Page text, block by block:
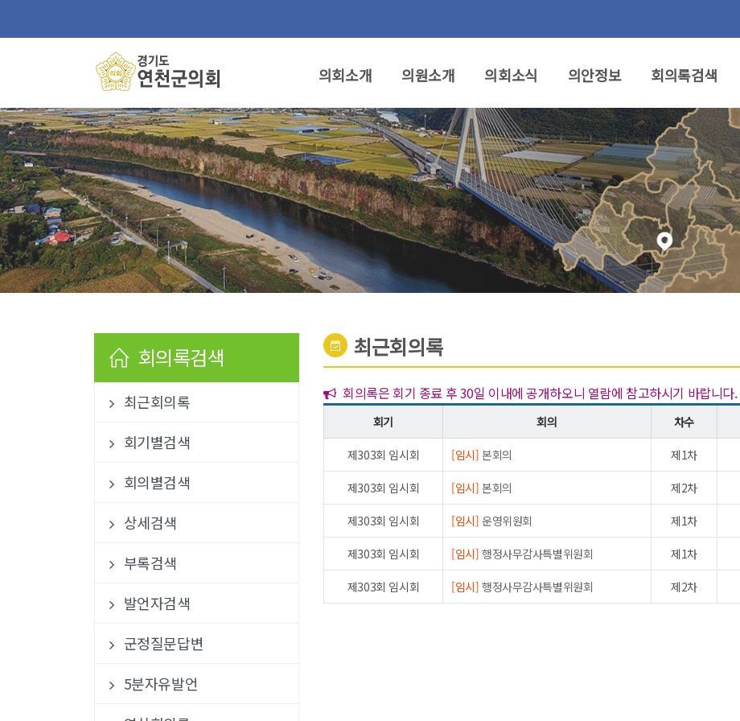
의회소개 의원소개 의회소식 의안정보 회의록검색
회의록검색
최근회의록
회기별검색
회의별검색
상세검색
부록검색
발언자검색
군정질문답변
5분자유발언
최근회의록
회의록은 회기 종료 후 30일 이내에 공개하오니 열람에 참고하시기 바랍니다.
회기 회의 차수
제303회 임시회 [임시] 본회의 제1차
제303회 임시회 [임시] 본회의 제2차
제303회 임시회 [임시] 운영위원회 제1차
제303회 임시회 [임시] 행정사무감사특별위원회 제1차
제303회 임시회 [임시] 행정사무감사특별위원회 제2차